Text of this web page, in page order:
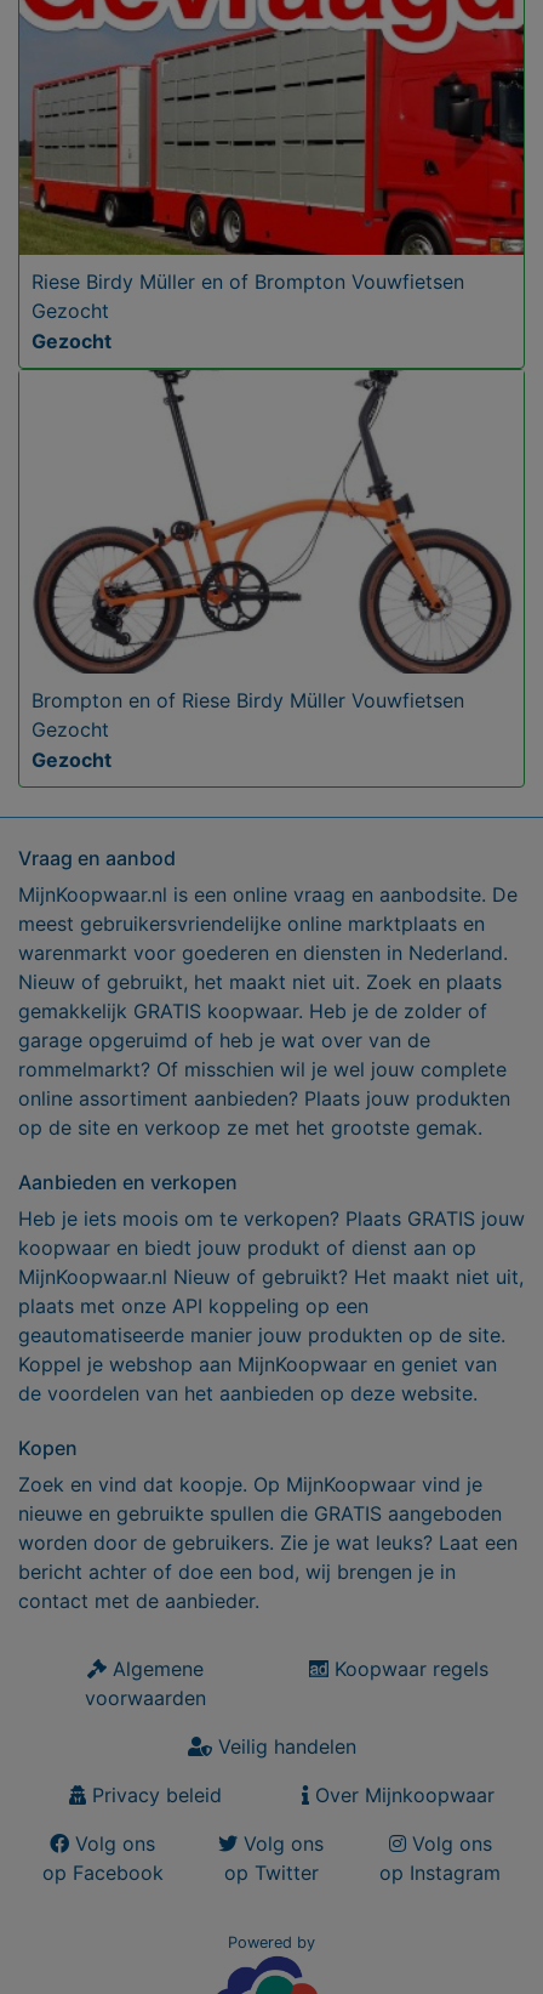
Riese Birdy Müller en of Brompton Vouwfietsen
Gezocht
Gezocht
Brompton en of Riese Birdy Müller Vouwfietsen
Gezocht
Gezocht
Vraag en aanbod
MijnKoopwaar.nl is een online vraag en aanbodsite. De
meest gebruikersvriendelijke online marktplaats en
warenmarkt voor goederen en diensten in Nederland.
Nieuw of gebruikt, het maakt niet uit. Zoek en plaats
gemakkelijk GRATIS koopwaar. Heb je de zolder of
garage opgeruimd of heb je wat over van de
rommelmarkt? Of misschien wil je wel jouw complete
online assortiment aanbieden? Plaats jouw produkten
op de site en verkoop ze met het grootste gemak.
Aanbieden en verkopen
Heb je iets moois om te verkopen? Plaats GRATIS jouw
koopwaar en biedt jouw produkt of dienst aan op
MijnKoopwaar.nl Nieuw of gebruikt? Het maakt niet uit,
plaats met onze API koppeling op een
geautomatiseerde manier jouw produkten op de site.
Koppel je webshop aan MijnKoopwaar en geniet van
de voordelen van het aanbieden op deze website.
Kopen
Zoek en vind dat koopje. Op MijnKoopwaar vind je
nieuwe en gebruikte spullen die GRATIS aangeboden
worden door de gebruikers. Zie je wat leuks? Laat een
bericht achter of doe een bod, wij brengen je in
contact met de aanbieder.
Algemene
voorwaarden
Koopwaar regels
Veilig handelen
Privacy beleid
Over Mijnkoopwaar
Volg ons
op Facebook
Volg ons
op Twitter
Volg ons
op Instagram
Powered by